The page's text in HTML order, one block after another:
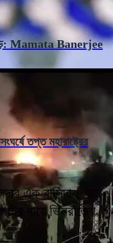
Mamata Banerjee
তপ্ত মহারাষ্ট্রের
এক বাসিন্দা। নাম
দায়ে ভিনরাজ্যে